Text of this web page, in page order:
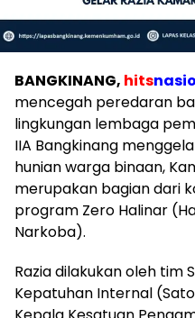
BANGKINANG, hits
mencegah peredaran
lingkungan lembaga
IIA Bangkinang
hunian warga binaan,
merupakan bagian dari
program Zero Halinar
Narkoba).
Razia dilakukan oleh tim
Kepatuhan Internal